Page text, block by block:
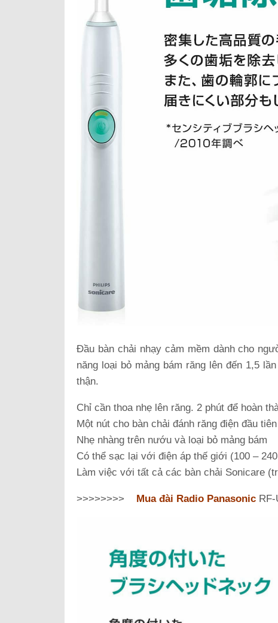
Đầu bàn chải nhạy cảm mềm dành cho
năng loại bỏ mảng bám răng lên đến 1,5
thận.
Chỉ cần thoa nhẹ lên răng. 2 phút để hoàn
Một nút cho bàn chải đánh răng điện đầu
Nhẹ nhàng trên nướu và loại bỏ mảng bám
Có thể sạc lại với điện áp thế giới (100 –
Làm việc với tất cả các bàn chải Sonicare
>>>>>>>> Mua đài Radio Panasonic